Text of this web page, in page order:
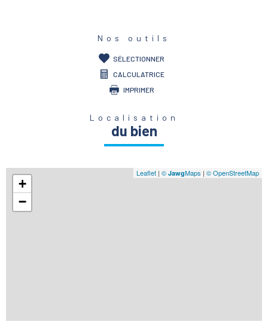
Nos outils
SÉLECTIONNER
CALCULATRICE
IMPRIMER
Localisation
du bien
+
−
Leaflet | © JawgMaps | © OpenStreetMap